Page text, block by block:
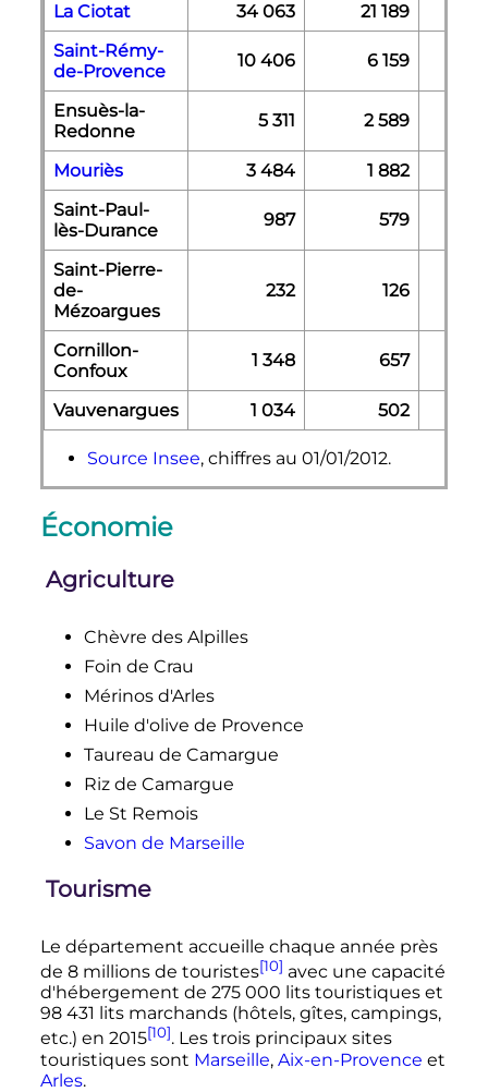
La Ciotat 34 063 21 189
Saint-Rémy-
de-Provence
10 406 6 159
Ensuès-la-
Redonne
5 311 2 589
Mouriès 3 484
1 882
Saint-Paul-
lès-Durance
987 579
Saint-Pierre-
de-
Mézoargues
232 126
Cornillon-
Confoux
1 348 657
Vauvenargues 1 034 502
Source Insee, chiffres au 01/01/2012.
Économie
Agriculture
Chèvre des Alpilles
Foin de Crau
Mérinos d'Arles
Huile d'olive de Provence
Taureau de Camargue
Riz de Camargue
Le St Remois
Savon de Marseille
Tourisme
Le département accueille chaque année près
de 8 millionsde touristes[10] avec une capacité
d'hébergement de 275 000 lits touristiqueset
98 431 litsmarchands (hôtels, gîtes, campings,
etc.) en 2015[10]. Les trois principaux sites
touristiques sont Marseille, Aix-en-Provence et
Arles.